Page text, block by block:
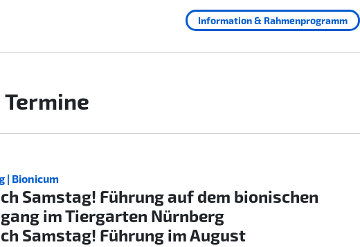
Information & Rahmenprogramm
| Bionicum
Samstag! Führung auf dem bionischen
im Tiergarten Nürnberg
Samstag! Führung im August